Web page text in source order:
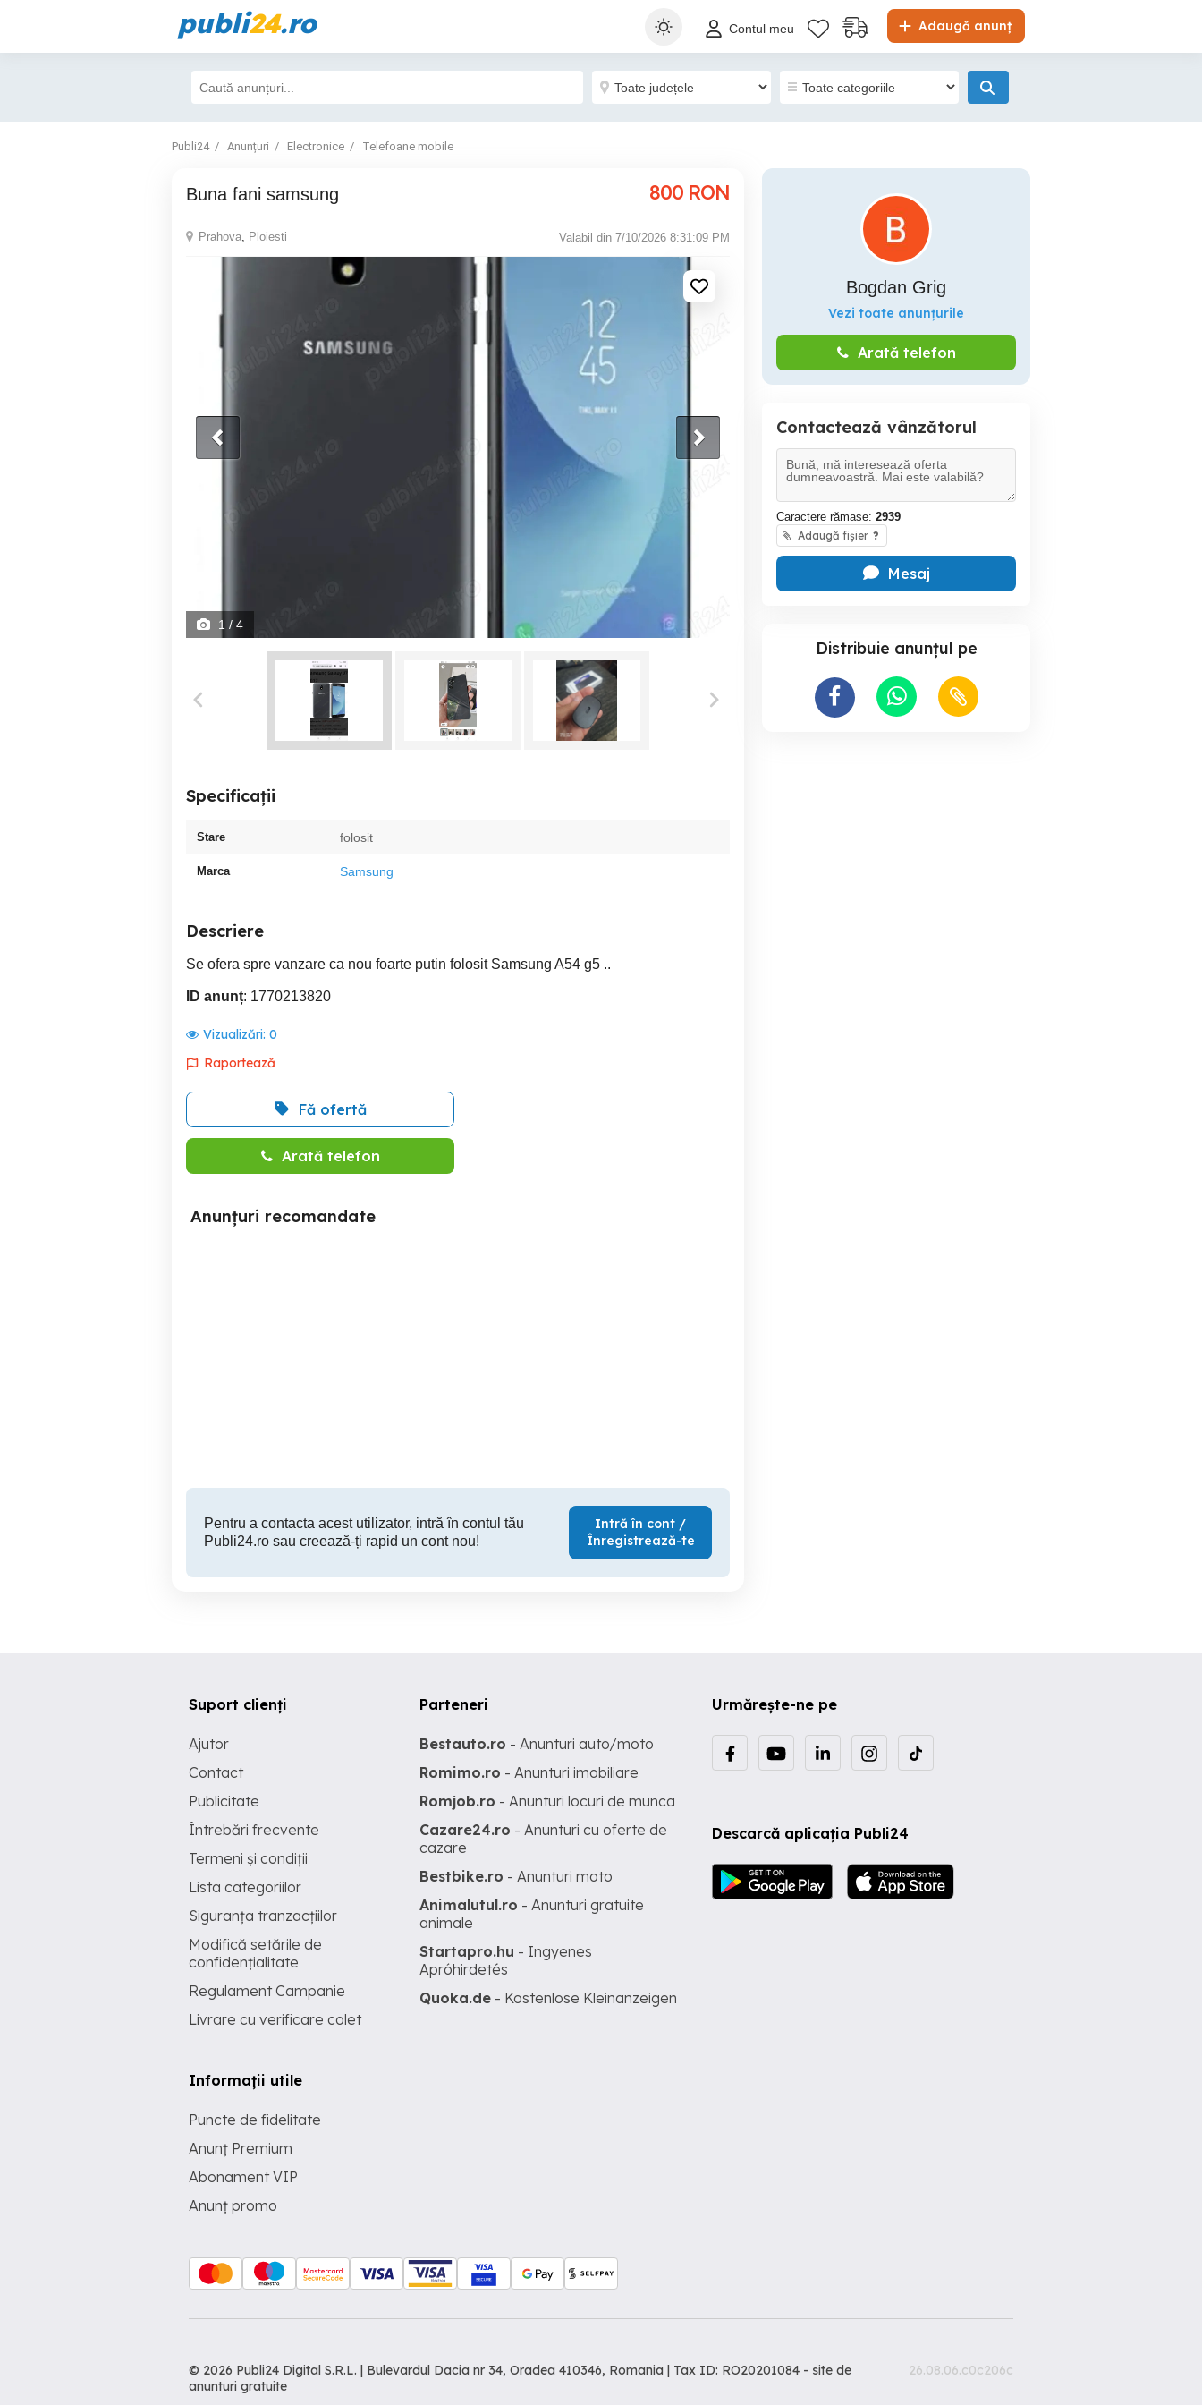
publi24.ro Adaugă anunț
Contul meu
Publi24 Anunțuri Electronice Telefoane mobile
buna fani samsung 800 RON
Prahova, Ploiesti Valabil din 7/10/2026 8:31:09 PM
1 / 4
Specificații
Stare folosit
Marca Samsung
Descriere
Se ofera spre vanzare ca nou foarte putin folosit Samsung A54 g5 ..
ID anunț: 1770213820
Vizualizări: 0
Raportează
Fă ofertă
Arată telefon
Anunțuri recomandate
Pentru a contacta acest utilizator, intră în contul tău
Publi24.ro sau creează-ți rapid un cont nou!
Intră în cont /
Înregistrează-te
Bogdan Grig
Vezi toate anunțurile
Arată telefon
Contactează vânzătorul
Caractere rămase: 2939
Adaugă fișier ?
Mesaj
Distribuie anunțul pe
Urmărește-ne pe
Descarcă aplicația Publi24
Suport clienți
Ajutor
Contact
Publicitate
Întrebări frecvente
Termeni și condiții
Lista categoriilor
Siguranța tranzacțiilor
Modifică setările de
confidențialitate
Regulament Campanie
Livrare cu verificare colet
Informații utile
Puncte de fidelitate
Anunț Premium
Abonament VIP
Anunț promo
Parteneri
Bestauto.ro - Anunturi auto/moto
Romimo.ro - Anunturi imobiliare
Romjob.ro - Anunturi locuri de munca
Cazare24.ro - Anunturi cu oferte de
cazare
Bestbike.ro - Anunturi moto
Animalutul.ro - Anunturi gratuite
animale
Startapro.hu - Ingyenes
Apróhirdetés
Quoka.de - Kostenlose Kleinanzeigen
© 2026 Publi24 Digital S.R.L. | Bulevardul Dacia nr 34, Oradea 410346, Romania | Tax ID: RO20201084 - site de
anunturi gratuite
26.08.06.c0c206c